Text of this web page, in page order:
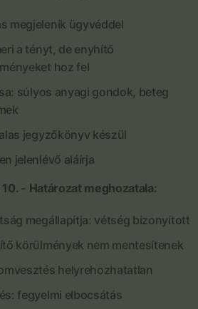
megjelenik ügyvéddel
a tényt, de enyhítő
hoz fel
súlyos anyagi gondok, beteg
jegyzőkönyv készül
jelenlévő aláírja
- Határozat meghozatala:
megállapítja: vétség bizonyított
körülmények nem mentesítenek
helyrehozhatatlan
fegyelmi elbocsátás